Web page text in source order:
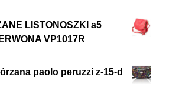
LISTONOSZKI a5
VP1017R
paolo peruzzi z-15-d